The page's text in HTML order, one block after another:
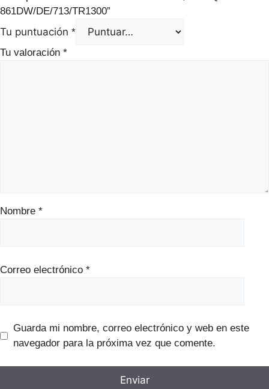
861DW/DE/713/TR1300”
Tu puntuación *
Tu valoración *
Nombre *
Correo electrónico *
Guarda mi nombre, correo electrónico y web en este
navegador para la próxima vez que comente.